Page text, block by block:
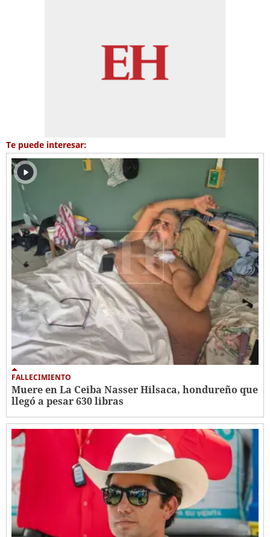
Te puede interesar:
FALLECIMIENTO
Muere en La Ceiba Nasser Hilsaca, hondureño que
llegó a pesar 630 libras